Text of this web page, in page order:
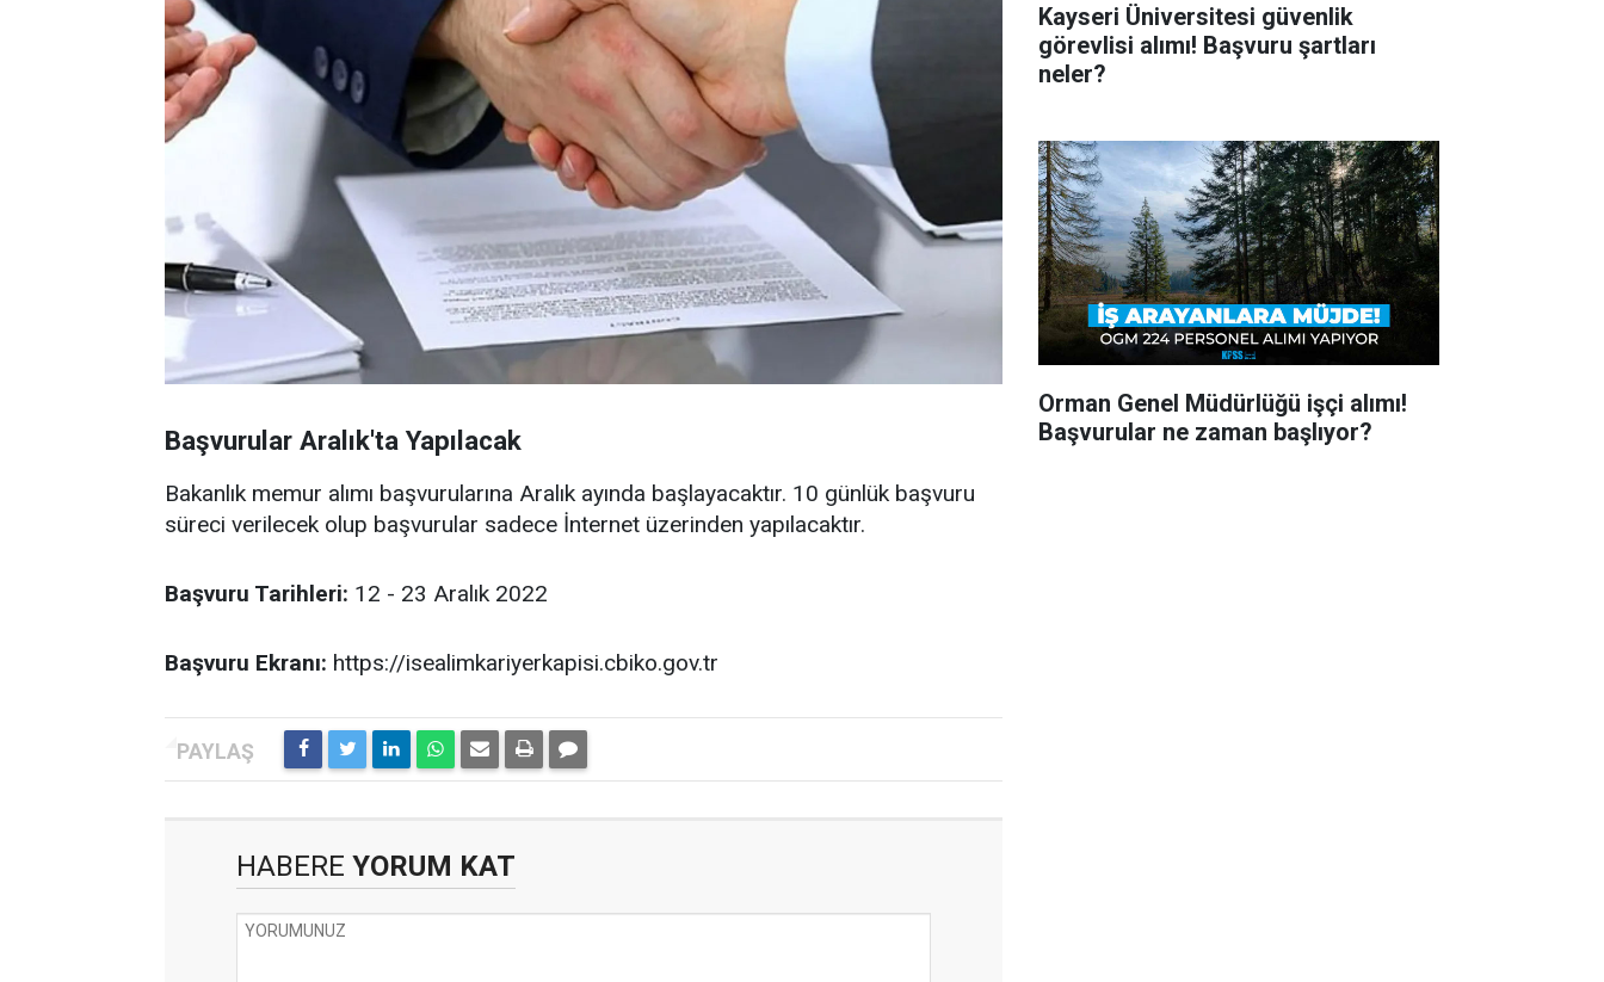
Başvurular Aralık'ta Yapılacak
Bakanlık memur alımı başvurularına Aralık ayında başlayacaktır. 10 günlük başvuru
süreci verilecek olup başvurular sadece İnternet üzerinden yapılacaktır.
Başvuru Tarihleri: 12 - 23 Aralık 2022
Başvuru Ekranı: https://isealimkariyerkapisi.cbiko.gov.tr
HABERE YORUM KAT
Kayseri Üniversitesi güvenlik
görevlisi alımı! Başvuru şartları
neler?
Orman Genel Müdürlüğü işçi alımı!
Başvurular ne zaman başlıyor?